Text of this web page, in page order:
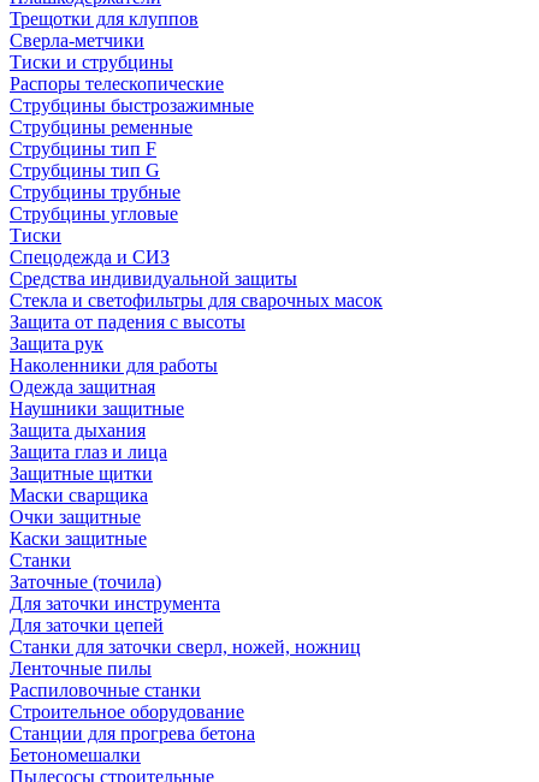
Трещотки для клуппов
Сверла-метчики
Тиски и струбцины
Распоры телескопические
Струбцины быстрозажимные
Струбцины ременные
Струбцины тип F
Струбцины тип G
Струбцины трубные
Струбцины угловые
Тиски
Спецодежда и СИЗ
Средства индивидуальной защиты
Стекла и светофильтры для сварочных масок
Защита от падения с высоты
Защита рук
Наколенники для работы
Одежда защитная
Наушники защитные
Защита дыхания
Защита глаз и лица
Защитные щитки
Маски сварщика
Очки защитные
Каски защитные
Станки
Заточные (точила)
Для заточки инструмента
Для заточки цепей
Станки для заточки сверл, ножей, ножниц
Ленточные пилы
Распиловочные станки
Строительное оборудование
Станции для прогрева бетона
Бетономешалки
Пылесосы строительные